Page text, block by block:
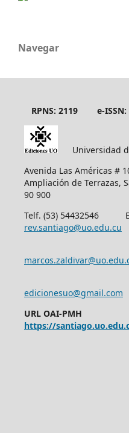
Navegar
RPNS: 2119 e-
Universidad
Avenida Las Américas #
Ampliación de Terrazas,
90 900
Telf. (53) 54432546
rev.santiago@uo.edu.cu
edicionesuo@gmail.com
URL OAI-PMH
https://